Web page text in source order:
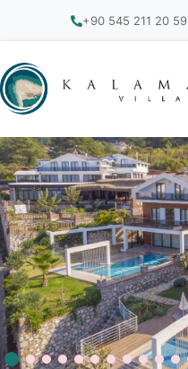
+90 545 211 20 59